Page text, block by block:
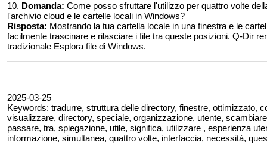
10. Domanda: Come posso sfruttare l'utilizzo per quattro volte
l'archivio cloud e le cartelle locali in Windows?
Risposta: Mostrando la tua cartella locale in una finestra e le
facilmente trascinare e rilasciare i file tra queste posizioni. Q-Dir
tradizionale Esplora file di Windows.
2025-03-25
Keywords: tradurre, struttura delle directory, finestre, ottimizzato,
visualizzare, directory, speciale, organizzazione, utente,
passare, tra, spiegazione, utile, significa, utilizzare , esperienza
informazione, simultanea, quattro volte, interfaccia, necessità,